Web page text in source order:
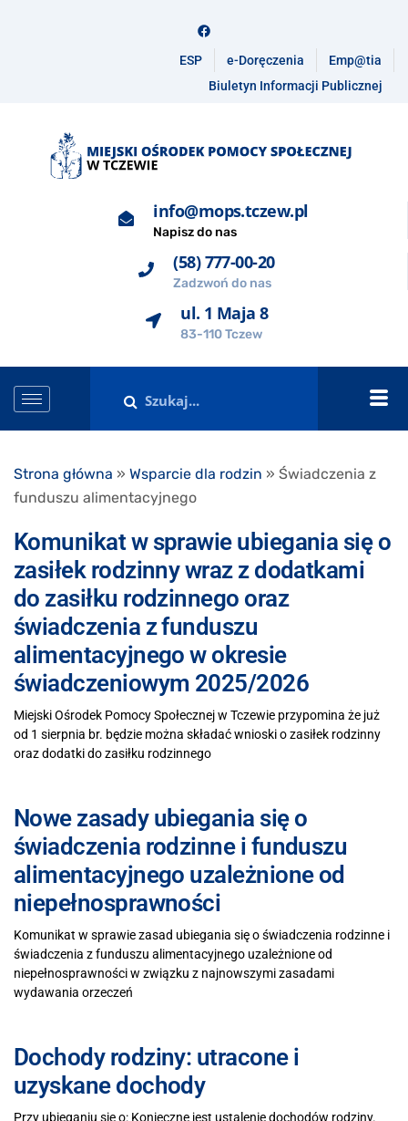
ESP e-Doręczenia
Emp@tia
Biuletyn Informacji Publicznej
info@mops.tczew.pl
Napisz do nas
(58) 777-00-20
Zadzwoń do nas
ul. 1 Maja 8
83-110 Tczew
Strona główna » Wsparcie dla rodzin » Świadczenia z
funduszu alimentacyjnego
Komunikat w sprawie ubiegania się o
zasiłek rodzinny wraz z dodatkami
do zasiłku rodzinnego oraz
świadczenia z funduszu
alimentacyjnego w okresie
świadczeniowym 2025/2026
Miejski Ośrodek Pomocy Społecznej w Tczewie przypomina że już
od 1 sierpnia br. będzie można składać wnioski o zasiłek rodzinny
oraz dodatki do zasiłku rodzinnego
Nowe zasady ubiegania się o
świadczenia rodzinne i funduszu
alimentacyjnego uzależnione od
niepełnosprawności
Komunikat w sprawie zasad ubiegania się o świadczenia rodzinne i
świadczenia z funduszu alimentacyjnego uzależnione od
niepełnosprawności w związku z najnowszymi zasadami
wydawania orzeczeń
Dochody rodziny: utracone i
uzyskane dochody
Przy ubieganiu się o: Konieczne jest ustalenie dochodów rodziny.